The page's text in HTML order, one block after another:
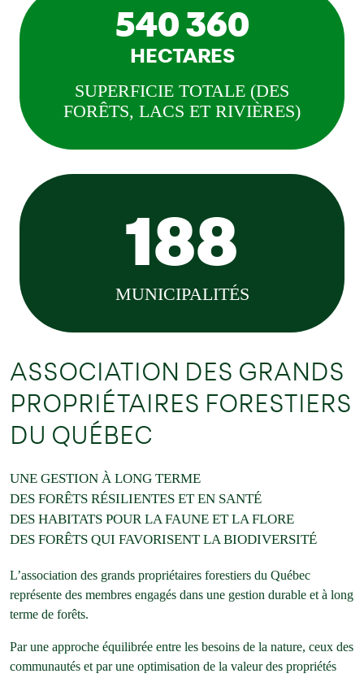
540 360
HECTARES
SUPERFICIE TOTALE (DES
FORÊTS, LACS ET RIVIÈRES)
188
MUNICIPALITÉS
ASSOCIATION DES GRANDS
PROPRIÉTAIRES FORESTIERS
DU QUÉBEC
UNE GESTION À LONG TERME
DES FORÊTS RÉSILIENTES ET EN SANTÉ
DES HABITATS POUR LA FAUNE ET LA FLORE
DES FORÊTS QUI FAVORISENT LA BIODIVERSITÉ
L’association des grands propriétaires forestiers du Québec
représente des membres engagés dans une gestion durable et à long
terme de forêts.
Par une approche équilibrée entre les besoins de la nature, ceux des
communautés et par une optimisation de la valeur des propriétés